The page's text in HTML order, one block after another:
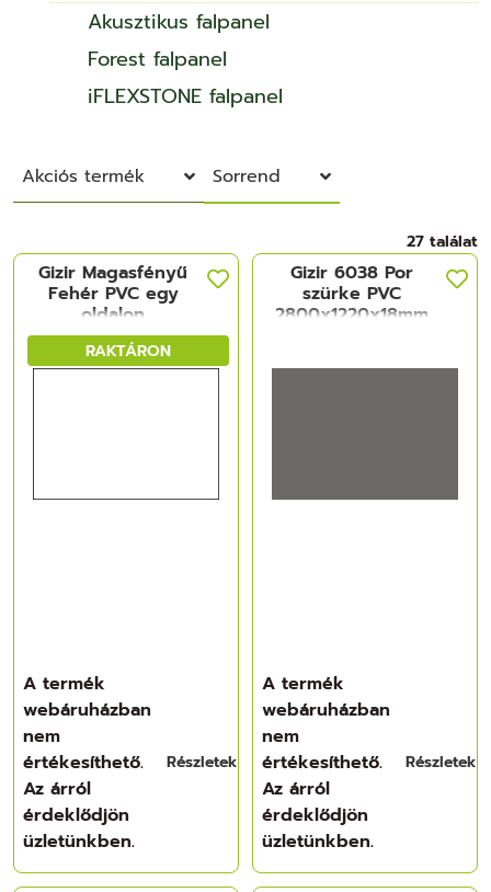
Akusztikus falpanel
Forest falpanel
iFLEXSTONE falpanel
Akciós termék Sorrend
27 találat
RAKTÁRON
Gizir Magasfényű
Fehér PVC egy
oldalon
2800x1220x18mm
A termék
webáruházban
nem
értékesíthető.
Az árról
érdeklődjön
üzletünkben.
Részletek
Gizir 6038 Por
szürke PVC
2800x1220x18mm
A termék
webáruházban
nem
értékesíthető.
Az árról
érdeklődjön
üzletünkben.
Részletek